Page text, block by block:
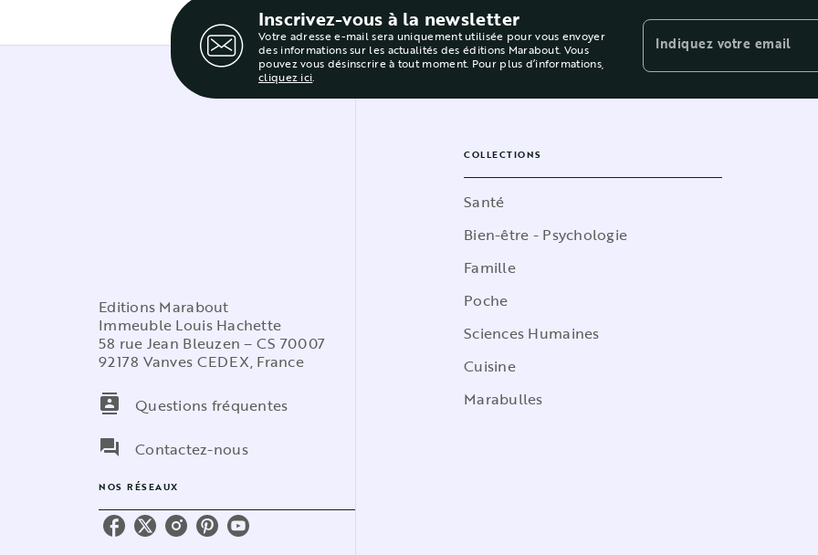
Inscrivez-vous à la newsletter
Votre adresse e-mail sera uniquement utilisée pour vous envoyer
des informations sur les actualités des éditions Marabout. Vous
pouvez vous désinscrire à tout moment. Pour plus d’informations,
cliquez ici.
Indiquez votre email
Editions Marabout
Immeuble Louis Hachette
58 rue Jean Bleuzen – CS 70007
92178 Vanves CEDEX, France
contacts
Questions fréquentes
question_answer
Contactez-nous
NOS RÉSEAUX
COLLECTIONS
Santé
Bien-être - Psychologie
Famille
Poche
Sciences Humaines
Cuisine
Marabulles